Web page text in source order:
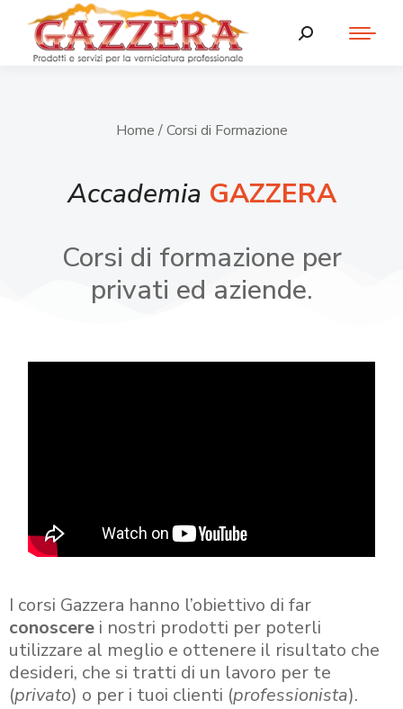
Home / Corsi di Formazione
Accademia GAZZERA
Corsi di formazione per
privati ed aziende.
I corsi Gazzera hanno l’obiettivo di far
conoscere i nostri prodotti per poterli
utilizzare al meglio e ottenere il risultato che
desideri, che si tratti di un lavoro per te
(privato) o per i tuoi clienti (professionista).